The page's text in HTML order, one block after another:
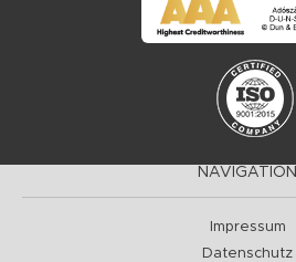
NAVIGATION
Impressum
Datenschutz